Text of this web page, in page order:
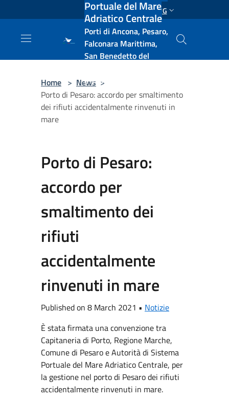
Salta al contenuto principale ENG
Portuale del Mare
Adriatico Centrale
Porti di Ancona, Pesaro,
Falconara Marittima,
San Benedetto del
e Vasto
Home > News >
Porto di Pesaro: accordo per smaltimento
dei rifiuti accidentalmente rinvenuti in
mare
Porto di Pesaro:
accordo per
smaltimento dei
rifiuti
accidentalmente
rinvenuti in mare
Published on 8 March 2021 • Notizie
È stata firmata una convenzione tra
Capitaneria di Porto, Regione Marche,
Comune di Pesaro e Autorità di Sistema
Portuale del Mare Adriatico Centrale, per
la gestione nel porto di Pesaro dei rifiuti
accidentalmente rinvenuti in mare.